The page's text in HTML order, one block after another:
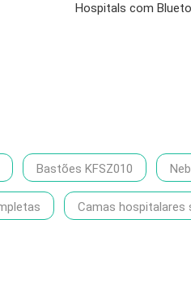
Hospitals com
Bastões KFSZ010
Camas hospitalares